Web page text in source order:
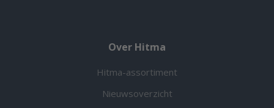
Over Hitma
Hitma-assortiment
Nieuwsoverzicht